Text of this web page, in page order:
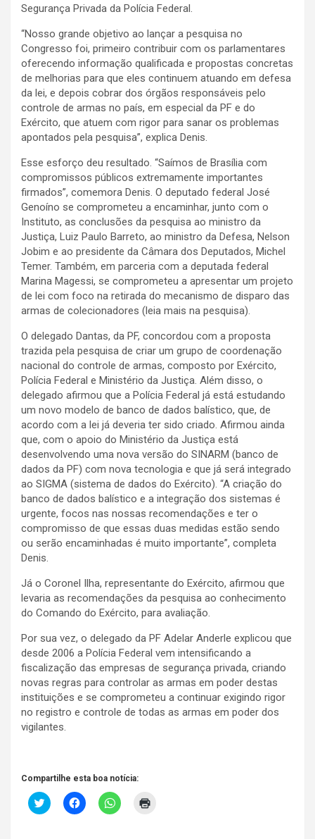
Segurança Privada da Polícia Federal.
“Nosso grande objetivo ao lançar a pesquisa no
Congresso foi, primeiro contribuir com os parlamentares
oferecendo informação qualificada e propostas concretas
de melhorias para que eles continuem atuando em defesa
da lei, e depois cobrar dos órgãos responsáveis pelo
controle de armas no país, em especial da PF e do
Exército, que atuem com rigor para sanar os problemas
apontados pela pesquisa”, explica Denis.
Esse esforço deu resultado. “Saímos de Brasília com
compromissos públicos extremamente importantes
firmados”, comemora Denis. O deputado federal José
Genoíno se comprometeu a encaminhar, junto com o
Instituto, as conclusões da pesquisa ao ministro da
Justiça, Luiz Paulo Barreto, ao ministro da Defesa, Nelson
Jobim e ao presidente da Câmara dos Deputados, Michel
Temer. Também, em parceria com a deputada federal
Marina Magessi, se comprometeu a apresentar um projeto
de lei com foco na retirada do mecanismo de disparo das
armas de colecionadores (leia mais na pesquisa).
O delegado Dantas, da PF, concordou com a proposta
trazida pela pesquisa de criar um grupo de coordenação
nacional do controle de armas, composto por Exército,
Polícia Federal e Ministério da Justiça. Além disso, o
delegado afirmou que a Polícia Federal já está estudando
um novo modelo de banco de dados balístico, que, de
acordo com a lei já deveria ter sido criado. Afirmou ainda
que, com o apoio do Ministério da Justiça está
desenvolvendo uma nova versão do SINARM (banco de
dados da PF) com nova tecnologia e que já será integrado
ao SIGMA (sistema de dados do Exército). “A criação do
banco de dados balístico e a integração dos sistemas é
urgente, focos nas nossas recomendações e ter o
compromisso de que essas duas medidas estão sendo
ou serão encaminhadas é muito importante”, completa
Denis.
Já o Coronel Ilha, representante do Exército, afirmou que
levaria as recomendações da pesquisa ao conhecimento
do Comando do Exército, para avaliação.
Por sua vez, o delegado da PF Adelar Anderle explicou que
desde 2006 a Polícia Federal vem intensificando a
fiscalização das empresas de segurança privada, criando
novas regras para controlar as armas em poder destas
instituições e se comprometeu a continuar exigindo rigor
no registro e controle de todas as armas em poder dos
vigilantes.
Compartilhe esta boa notícia:
C
l
C
l
C
l